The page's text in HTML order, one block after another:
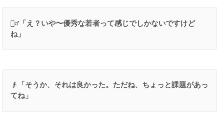
👱‍♂️ 「え？いや〜優秀な若者って感じでしかないですけど
ね」
👴
「そうか、それは良かった。ただね、ちょっと課題があっ
てね」